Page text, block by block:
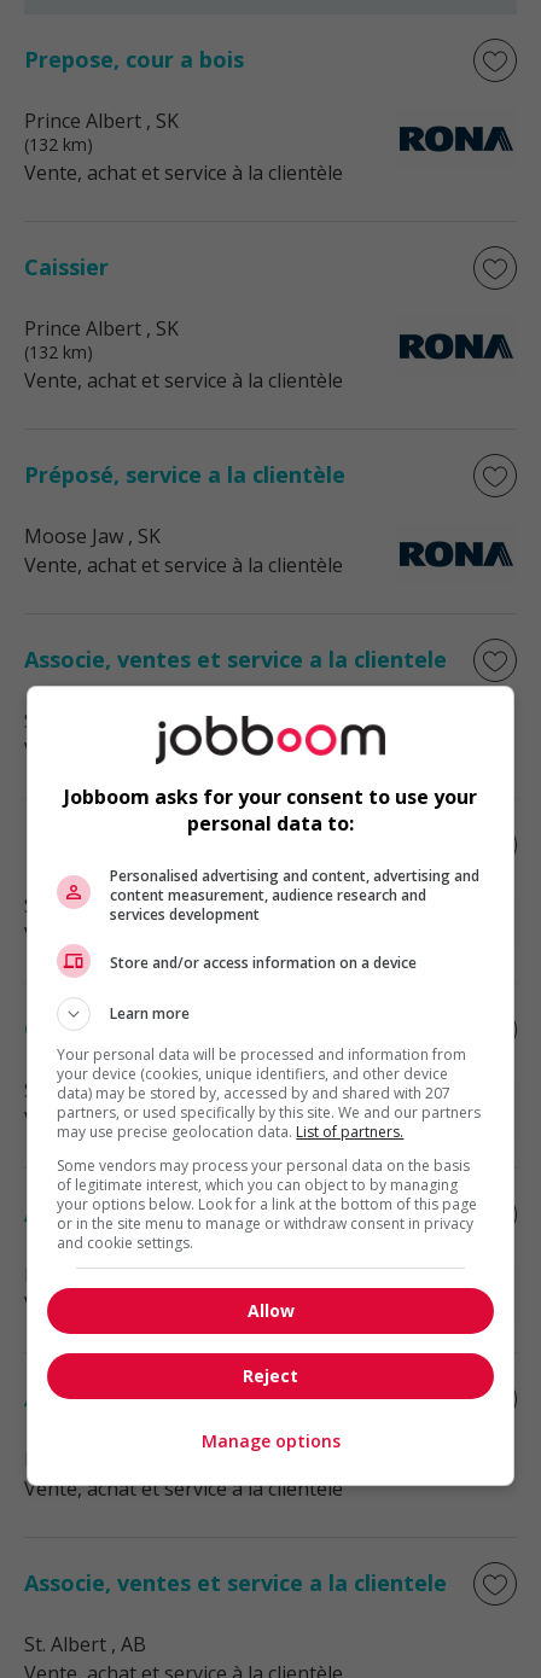
Prepose, cour a bois
Prince Albert , SK
(132 km)
Vente, achat et service à la clientèle
Caissier
Prince Albert , SK
(132 km)
Vente, achat et service à la clientèle
Préposé, service a la clientèle
Moose Jaw , SK
Vente, achat et service à la clientèle
Associe, ventes et service a la clientele
Sherwood Park, AB
Vente, achat et service à la clientèle
Prepose, service de marchandisage
Sherwood Park, AB
Vente, achat et service à la clientèle
Conseiller vendeur
Sherwood Park, AB
Vente, achat et service à la clientèle
Associe, cour à bois
Edmonton, AB
Vente, achat et service à la clientèle
Associe, service a la clientele
Vente, achat et service à la clientèle
Associe, ventes et service a la clientele
St. Albert , AB
Jobboom asks for your consent to use your
personal data to:
Personalised advertising and content, advertising and
content measurement, audience research and
services development
Store and/or access information on a device
Learn more
Your personal data will be processed and information from
your device (cookies, unique identifiers, and other device
data) may be stored by, accessed by and shared with 207
partners, or used specifically by this site. We and our partners
may use precise geolocation data. List of partners.
Some vendors may process your personal data on the basis
of legitimate interest, which you can object to by managing
your options below. Look for a link at the bottom of this page
or in the site menu to manage or withdraw consent in privacy
and cookie settings.
Allow
Reject
Manage options